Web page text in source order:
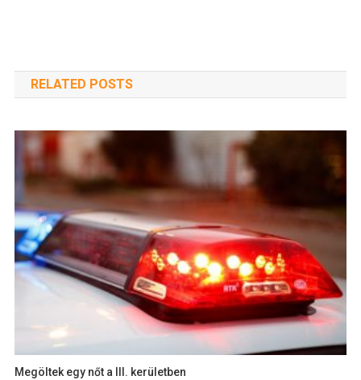
RELATED POSTS
Megöltek egy nőt a III. kerületben